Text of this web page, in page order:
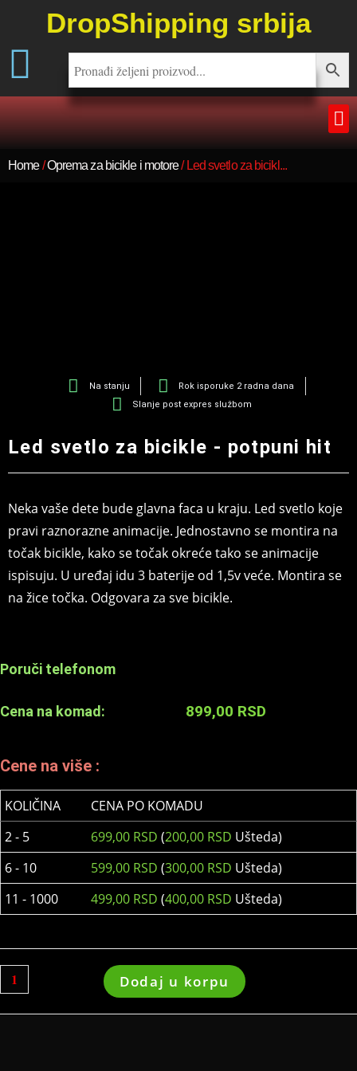
DropShipping srbija
Home/Oprema za bicikle i motore/ Led svetlo za bicikl...
Na stanju
Rok isporuke 2 radna dana
Slanje post expres službom
Led svetlo za bicikle - potpuni hit
Neka vaše dete bude glavna faca u kraju. Led svetlo koje
pravi raznorazne animacije. Jednostavno se montira na
točak bicikle, kako se točak okreće tako se animacije
ispisuju. U uređaj idu 3 baterije od 1,5v veće. Montira se
na žice točka. Odgovara za sve bicikle.
Poruči telefonom
Cena na komad: 899,00 RSD
Cene na više :
KOLIČINA
CENA PO KOMADU
2 - 5
699,00 RSD (200,00 RSD Ušteda)
6 - 10
599,00 RSD (300,00 RSD Ušteda)
11 - 1000
499,00 RSD (400,00 RSD Ušteda)
Dodaj u korpu